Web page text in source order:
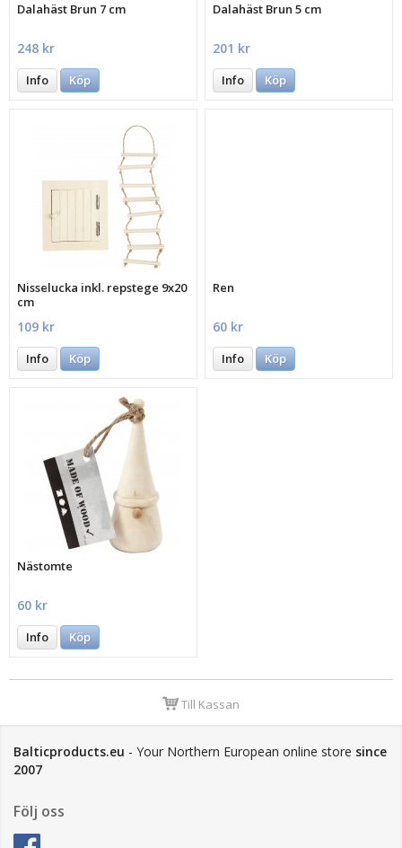
Dalahäst Brun 7 cm
248 kr
Info Köp
Dalahäst Brun 5 cm
201 kr
Info Köp
Nisselucka inkl. repstege 9x20
cm
109 kr
Info Köp
Ren
60 kr
Info Köp
Nästomte
60 kr
Info Köp
Till Kassan
Balticproducts.eu - Your Northern European online store since
2007
Följ oss